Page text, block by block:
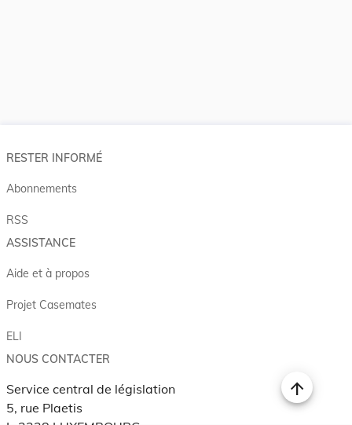
RESTER INFORMÉ
Abonnements
RSS
ASSISTANCE
Aide et à propos
Projet Casemates
ELI
NOUS CONTACTER
Service central de législation
5, rue Plaetis